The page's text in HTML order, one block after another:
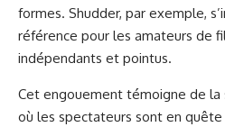
formes. Shudder, par exemple,
référence pour les amateurs de
indépendants et pointus.
Cet engouement témoigne de la
où les spectateurs sont en quête